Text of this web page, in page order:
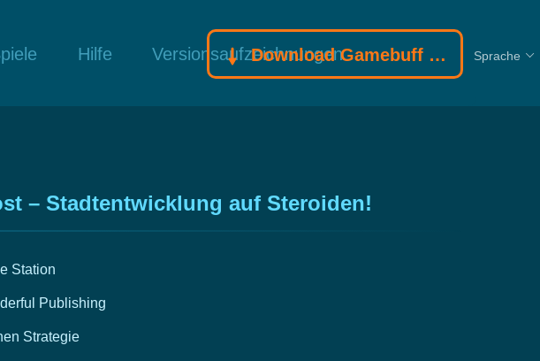
Hilfe Versionsaufzeichnungen
Download Gamebuff Trainer Sprache
– Stadtentwicklung auf Steroiden!
Station
Publishing
Strategie